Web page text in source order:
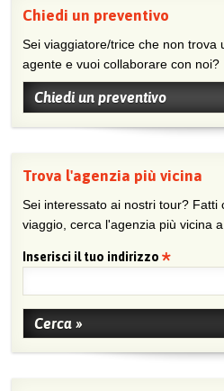
Chiedi un preventivo
Sei viaggiatore/trice che non trova un’agenzia vicina o sei
agente e vuoi collaborare con noi?
Chiedi un preventivo
Trova l'agenzia più vicina
Sei interessato ai nostri tour? Fatti
viaggio, cerca l'agenzia più vicina
Inserisci il tuo indirizzo